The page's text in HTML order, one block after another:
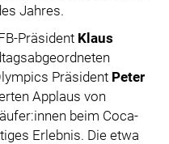
Jahres.
Präsident Klaus
Präsident Peter
Applaus von
beim Coca-
Erlebnis. Die etwa